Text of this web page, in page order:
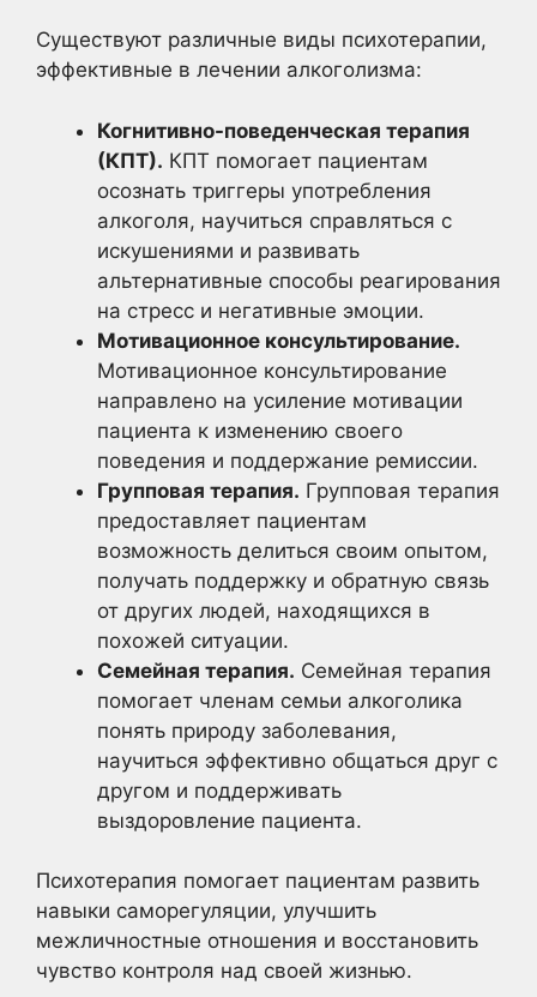
Существуют различные виды психотерапии,
эффективные в лечении алкоголизма:
Когнитивно-поведенческая терапия
(КПТ). КПТ помогает пациентам
осознать триггеры употребления
алкоголя, научиться справляться с
искушениями и развивать
альтернативные способы реагирования
на стресс и негативные эмоции.
Мотивационное консультирование.
Мотивационное консультирование
направлено на усиление мотивации
пациента к изменению своего
поведения и поддержание ремиссии.
Групповая терапия. Групповая терапия
предоставляет пациентам
возможность делиться своим опытом,
получать поддержку и обратную связь
от других людей, находящихся в
похожей ситуации.
Семейная терапия. Семейная терапия
помогает членам семьи алкоголика
понять природу заболевания,
научиться эффективно общаться друг с
другом и поддерживать
выздоровление пациента.
Психотерапия помогает пациентам развить
навыки саморегуляции, улучшить
межличностные отношения и восстановить
чувство контроля над своей жизнью.